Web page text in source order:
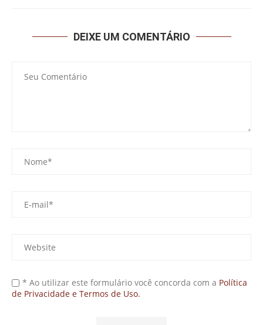
DEIXE UM COMENTÁRIO
* Ao utilizar este formulário você concorda com a Política
de Privacidade e Termos de Uso.